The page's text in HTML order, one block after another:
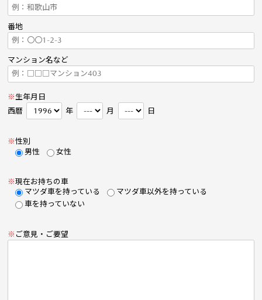
番地
マンション名など
※ 生年月日
西暦
年 月 日
※性別
男性
女性
※現在お持ちの車
マツダ車を持っている
マツダ車以外を持っている
車を持っていない
※ ご意見・ご要望